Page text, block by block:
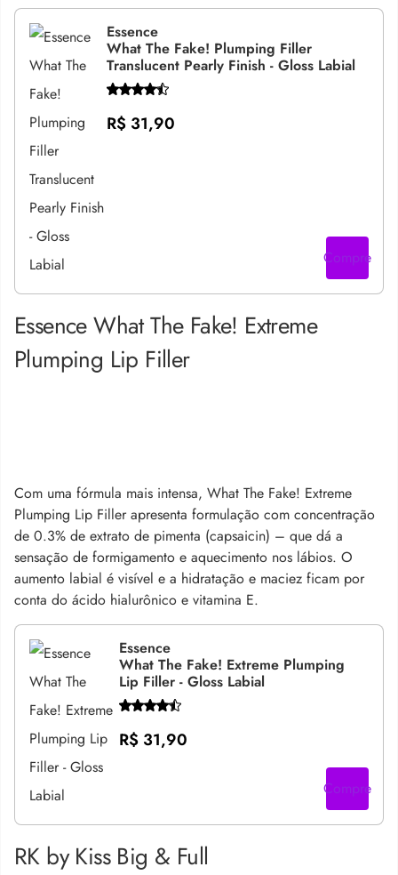
Essence
What The Fake! Plumping Filler
Translucent Pearly Finish - Gloss Labial
R$ 31,90
Compre
Essence What The Fake! Extreme
Plumping Lip Filler
Com uma fórmula mais intensa, What The Fake! Extreme
Plumping Lip Filler apresenta formulação com concentração
de 0.3% de extrato de pimenta (capsaicin) – que dá a
sensação de formigamento e aquecimento nos lábios. O
aumento labial é visível e a hidratação e maciez ficam por
conta do ácido hialurônico e vitamina E.
Essence
What The Fake! Extreme Plumping
Lip Filler - Gloss Labial
R$ 31,90
Compre
RK by Kiss Big & Full